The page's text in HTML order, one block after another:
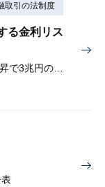
取引の法制度
る金利リス